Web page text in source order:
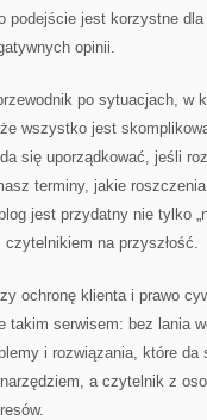
podejście jest korzystne
opinii.
po sytuacjach, w
wszystko jest
się uporządkować, jeśli
terminy, jakie
jest przydatny nie tylko
na przyszłość.
ochronę klienta i prawo
takim serwisem: bez lania
i rozwiązania, które da
a czytelnik z